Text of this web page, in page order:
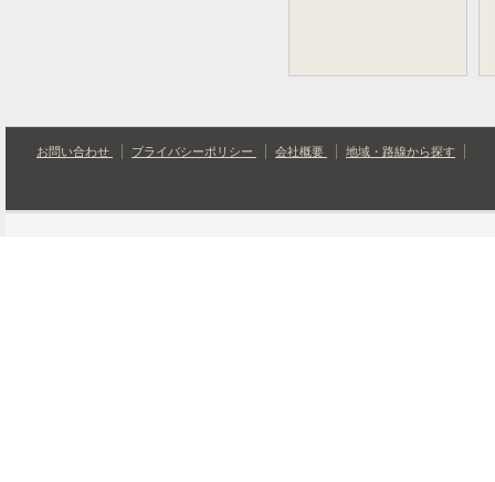
お問い合わせ プライバシーポリシー 会社概要 地域・路線から探す